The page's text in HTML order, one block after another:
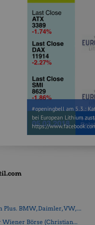
#openingbell am 5.3.:
bei European Lithium
https://
BMW, Daimler, VW, ...
Wiener Börse (Christian...